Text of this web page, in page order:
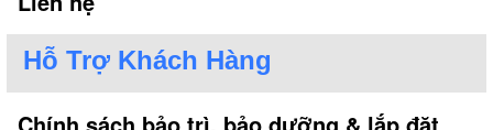
Hỗ Trợ Khách Hàng
Chính sách bảo trì, bảo dưỡng & lắp đặt